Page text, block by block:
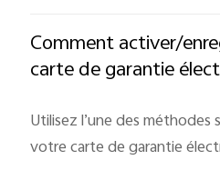
Comment activer/
carte de garantie
Utilisez l’une des
votre carte de garantie